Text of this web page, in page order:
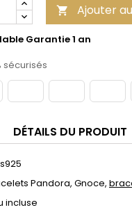
 Ajouter
Garantie 1 an
sécurisés
DÉTAILS DU PRODUIT
Pandora, Gnoce,
incluse